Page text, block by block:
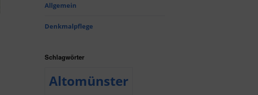
Allgemein
Denkmalpflege
Schlagwörter
Altomünster